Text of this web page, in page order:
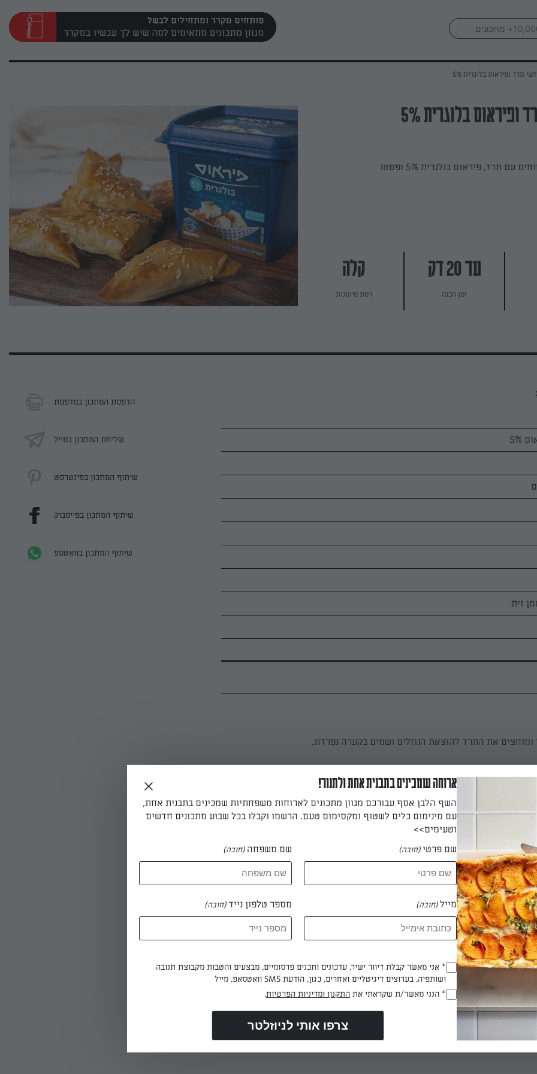
פותחים מקרר ומתחילים לבשל
תרד ופיראוס בלוגרית 5%
בלוגרית 5%
עם תרד, פיראוס בולגרית 5% ופסטו
עד 20 דק
זמן הכנה
קלה
רמת מיומנות
זית
ומוחצים את התרד להוצאת הנוזלים ושמים בקערה נפרדת.
הבולגרית, הביצים, פסטו, מלח ופלפל ומערבבים לאיחוד.
רטובה אפשר לסנן אותה.
חותכים רצועות מבצק הפילו, ברוחב של 3-4 אצבעות, מורחים רצועה בחמאה מומסת או שמן זית,
רצועה ומברישים גם כן. שמים כף מלית ומקפלים לצורת משולש.
הדפסת המתכון במדפסת
שליחת המתכון במייל
שיתוף המתכון בפינטרסט
שיתוף המתכון בפייסבוק
שיתוף המתכון בוואטספ
ארוחה שמכינים בתבנית אחת ולתנור!
השף הלבן אסף עבורכם מגוון מתכונים לארוחות משפחתיות שמכינים בתבנית אחת,
עם מינימום כלים לשטוף ומקסימום טעם. הרשמו וקבלו בכל שבוע מתכונים חדשים
וטעימים>>
שם פרטי(חובה) שם משפחה (חובה)
מייל(חובה) מספר טלפון נייד(חובה)
(חובה)
* אני מאשר קבלת דיוור ישיר, עדכונים ותכנים פרסומיים, מבצעים והטבות מקבוצת תנובה
ושותפיה, בערוצים דיגיטליים ואחרים, כגון, הודעת SMS וואטסאפ, מייל
(חובה)
* הנני מאשר/ת שקראתי את התקנון ומדיניות הפרטיות.